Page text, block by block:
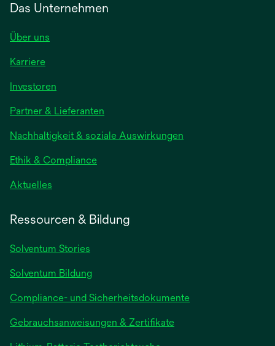
Das Unternehmen
Über uns
Karriere
Investoren
einer
neuen
Registerkarte
geöffnet
Partner & Lieferanten
Nachhaltigkeit & soziale Auswirkungen
Ethik & Compliance
Aktuelles
Registerkarte
Ressourcen & Bildung
Solventum Stories
Solventum Bildung
Compliance- und Sicherheitsdokumente
Gebrauchsanweisungen & Zertifikatewird